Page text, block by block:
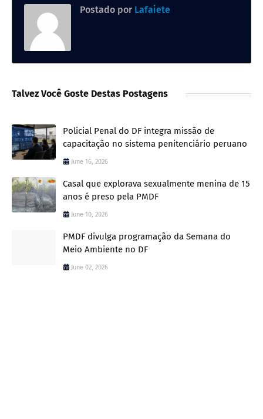
Postado por Lafaiete
Talvez Você Goste Destas Postagens
Policial Penal do DF integra missão de
capacitação no sistema penitenciário peruano
June 16, 2026
Casal que explorava sexualmente menina de 15
anos é preso pela PMDF
June 10, 2026
PMDF divulga programação da Semana do
Meio Ambiente no DF
June 02, 2026